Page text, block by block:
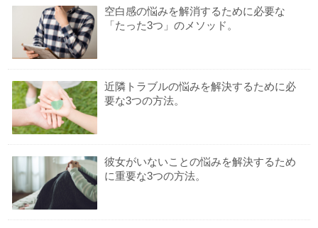
空白感の悩みを解消するために必要な
「たった3つ」のメソッド。
近隣トラブルの悩みを解決するために必
要な3つの方法。
彼女がいないことの悩みを解決するため
に重要な3つの方法。